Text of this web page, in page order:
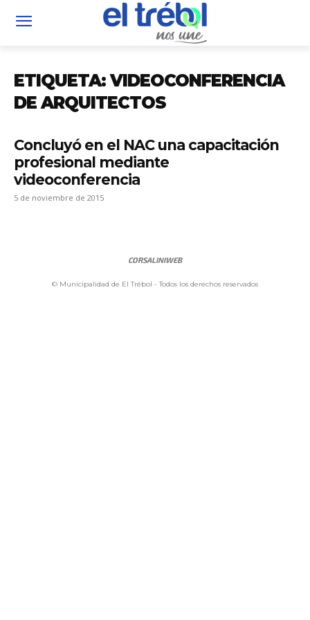
ETIQUETA: VIDEOCONFERENCIA
DE ARQUITECTOS
Concluyó en el NAC una capacitación
profesional mediante
videoconferencia
5 de noviembre de 2015
CORSALINIWEB
© Municipalidad de El Trébol - Todos los derechos reservados